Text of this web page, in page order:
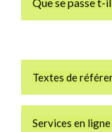
Textes de
Services en